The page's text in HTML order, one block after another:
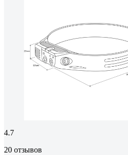
4.7
20 отзывов